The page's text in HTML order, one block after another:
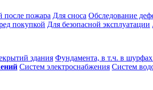
после пожара Для сноса Обследование
покупкой Для безопасной эксплуатации
здания Фундамента, в т.ч. в
Систем электроснабжения Систем